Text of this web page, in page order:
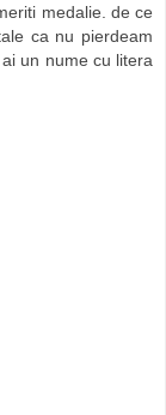
medalie. de ce
ca nu pierdeam
un nume cu litera